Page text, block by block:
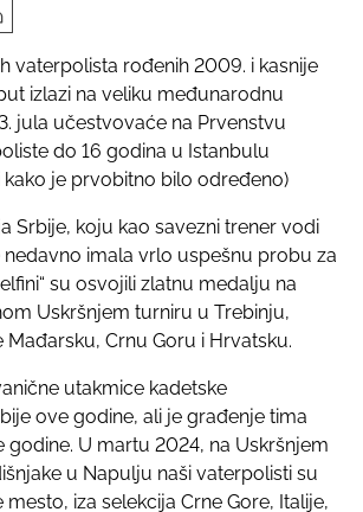
vaterpolista rođenih 2009. i kasnije
izlazi na veliku međunarodnu
jula učestvovaće na Prvenstvu
do 16 godina u Istanbulu
kako je prvobitno bilo određeno)
Srbije, koju kao savezni trener vodi
nedavno imala vrlo uspešnu probu za
su osvojili zlatnu medalju na
Uskršnjem turniru u Trebinju,
Mađarsku, Crnu Goru i Hrvatsku.
utakmice kadetske
ove godine, ali je građenje tima
U martu 2024, na Uskršnjem
u Napulju naši vaterpolisti su
iza selekcija Crne Gore, Italije,